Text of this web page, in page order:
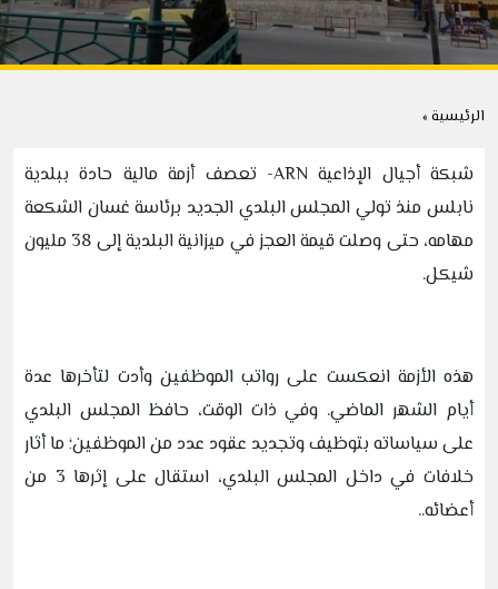
الرئيسية »
شبكة أجيال الإذاعية ARN- تعصف أزمة مالية حادة ببلدية
نابلس منذ تولي المجلس البلدي الجديد برئاسة غسان الشكعة
مهامه، حتى وصلت قيمة العجز في ميزانية البلدية إلى 38 مليون
شيكل.
هذه الأزمة انعكست على رواتب الموظفين وأدت لتأخرها عدة
أيام الشهر الماضي. وفي ذات الوقت، حافظ المجلس البلدي
على سياساته بتوظيف وتجديد عقود عدد من الموظفين؛ ما أثار
خلافات في داخل المجلس البلدي، استقال على إثرها 3 من
أعضائه..